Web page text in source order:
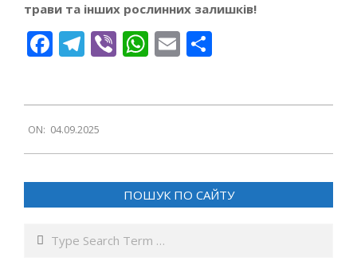
трави та інших рослинних залишків!
Facebook
Telegram
ViberWhatsApp
Email
09-
04
ON: 04.09.2025
ПОШУК ПО САЙТУ
Search